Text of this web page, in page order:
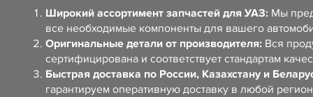
Широкий ассортимент запчастей для УАЗ: Мы
все необходимые компоненты для вашего
Оригинальные детали от производителя: Вся
сертифицирована и соответствует стандартам
Быстрая доставка по России, Казахстану и
гарантируем оперативную доставку в любой